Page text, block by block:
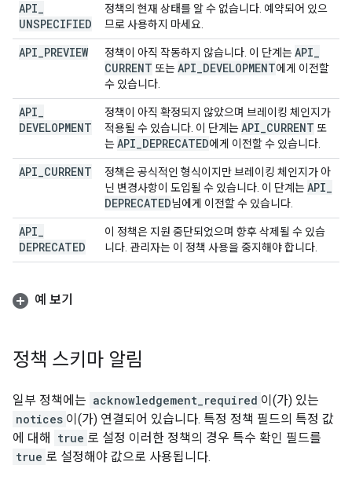
API
UNSPECIFIED
정책의 현재 상태를 알 수 없습니다. 예약되어 있으
므로 사용하지 마세요.
API PREVIEW 정책이 아직 작동하지 않습니다. 이 단계는API
CURRENT 또는API DEVELOPMENT에게 이전할
수 있습니다.
API
DEVELOPMENT
정책이 아직 확정되지 않았으며 브레이킹 체인지가
적용될 수 있습니다. 이 단계는API CURRENT 또
는API DEPRECATED에게 이전할 수 있습니다.
API CURRENT
정책은 공식적인 형식이지만 브레이킹 체인지가 아
닌 변경사항이 도입될 수 있습니다. 이 단계는API
DEPRECATED님에게 이전할 수 있습니다.
API
DEPRECATED
이 정책은 지원 중단되었으며 향후 삭제될 수 있습
니다. 관리자는 이 정책 사용을 중지해야 합니다.
예 보기
정책 스키마 알림
일부 정책에는 acknowledgement_required 이(가) 있는
notices 이(가) 연결되어 있습니다. 특정 정책 필드의 특정 값
에 대해
true 로 설정 이러한 정책의 경우 특수 확인 필드를
true 로 설정해야 값으로 사용됩니다.